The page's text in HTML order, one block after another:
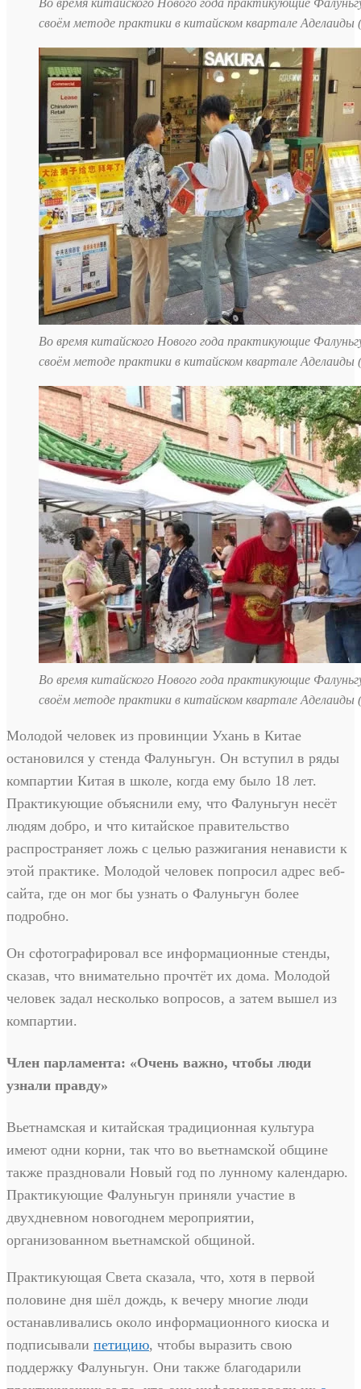
Во время китайского Нового года практикующие
своём методе практики в китайском квартале Аделаиды
Во время китайского Нового года практикующие
своём методе практики в китайском квартале Аделаиды
Во время китайского Нового года практикующие
своём методе практики в китайском квартале Аделаиды
Молодой человек из провинции Ухань в Китае
остановился у стенда Фалуньгун. Он вступил в ряды
компартии Китая в школе, когда ему было 18 лет.
Практикующие объяснили ему, что Фалуньгун несёт
людям добро, и что китайское правительство
распространяет ложь с целью разжигания ненависти к
этой практике. Молодой человек попросил адрес веб-
сайта, где он мог бы узнать о Фалуньгун более
подробно.
Он сфотографировал все информационные стенды,
сказав, что внимательно прочтёт их дома. Молодой
человек задал несколько вопросов, а затем вышел из
компартии.
Член парламента: «Очень важно, чтобы люди
узнали правду»
Вьетнамская и китайская традиционная культура
имеют одни корни, так что во вьетнамской общине
также праздновали Новый год по лунному календарю.
Практикующие Фалуньгун приняли участие в
двухдневном новогоднем мероприятии,
организованном вьетнамской общиной.
Практикующая Света сказала, что, хотя в первой
половине дня шёл дождь, к вечеру многие люди
останавливались около информационного киоска и
подписывали петицию, чтобы выразить свою
поддержку Фалуньгун. Они также благодарили